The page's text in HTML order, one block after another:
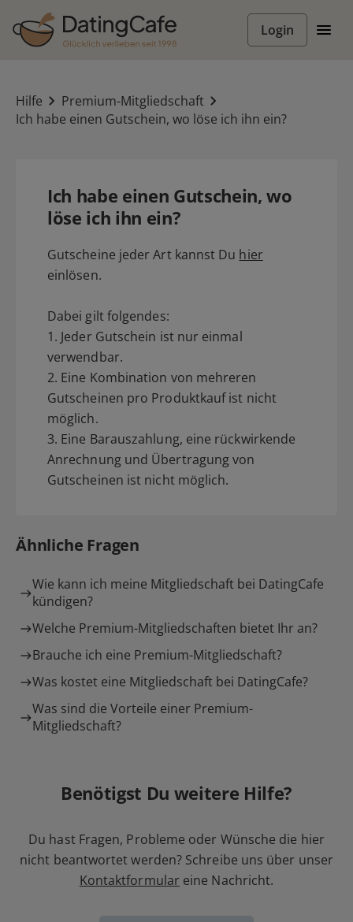
Login
Hilfe
Premium-Mitgliedschaft
Ich habe einen Gutschein, wo löse ich ihn ein?
Ich habe einen Gutschein, wo
löse ich ihn ein?
Gutscheine jeder Art kannst Du hier
einlösen.
Dabei gilt folgendes:
1. Jeder Gutschein ist nur einmal
verwendbar.
2. Eine Kombination von mehreren
Gutscheinen pro Produktkauf ist nicht
möglich.
3. Eine Barauszahlung, eine rückwirkende
Anrechnung und Übertragung von
Gutscheinen ist nicht möglich.
Ähnliche Fragen
Wie kann ich meine Mitgliedschaft bei DatingCafe
kündigen?
Welche Premium-Mitgliedschaften bietet Ihr an?
Brauche ich eine Premium-Mitgliedschaft?
Was kostet eine Mitgliedschaft bei DatingCafe?
Was sind die Vorteile einer Premium-
Mitgliedschaft?
Benötigst Du weitere Hilfe?
Du hast Fragen, Probleme oder Wünsche die hier
nicht beantwortet werden? Schreibe uns über unser
Kontaktformular eine Nachricht.